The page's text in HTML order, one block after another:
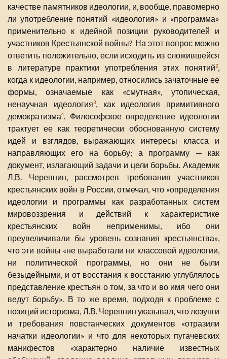
качестве памятников идеологии, и, вообще, правомерно
ли употребление понятий «идеология» и «программа»
применительно к идейной позиции руководителей и
участников Крестьянской войны? На этот вопрос можно
ответить положительно, если исходить из сложившейся
в литературе практики употребления этих понятий2,
когда к идеологии, например, относились зачаточные ее
формы, означаемые как «смутная», утопическая,
ненаучная идеология3, как идеология примитивного
демократизма4. Философское определение идеологии
трактует ее как теоретически обоснованную систему
идей и взглядов, выражающих интересы класса и
направляющих его на борьбу; а программу — как
документ, излагающий задачи и цели борьбы. Академик
Л.В. Черепнин, рассмотрев требования участников
крестьянских войн в России, отмечал, что «определения
идеологии и программы как разработанных систем
мировоззрения и действий к характеристике
крестьянских войн неприменимы, ибо они
преувеличивали бы уровень сознания крестьянства»,
что эти войны «не выработали ни классовой идеологии,
ни политической программы, но они не были
безыдейными, и от восстания к восстанию углублялось
представление крестьян о том, за что и во имя чего они
ведут борьбу». В то же время, подходя к проблеме с
позиций историзма, Л.В. Черепнин указывал, что лозунги
и требования повстанческих документов «отразили
начатки идеологии» и что для некоторых пугачевских
манифестов «характерно наличие известных